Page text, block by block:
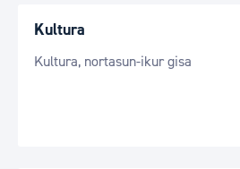
Kultura
Kultura, nortasun-ikur gisa